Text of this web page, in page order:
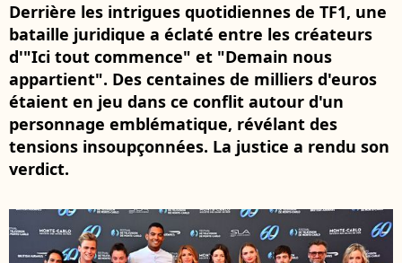
Derrière les intrigues quotidiennes de TF1, une
bataille juridique a éclaté entre les créateurs
d'"Ici tout commence" et "Demain nous
appartient". Des centaines de milliers d'euros
étaient en jeu dans ce conflit autour d'un
personnage emblématique, révélant des
tensions insoupçonnées. La justice a rendu son
verdict.